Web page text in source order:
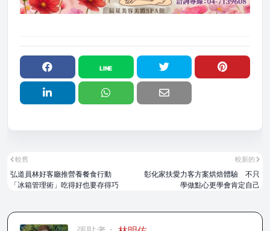
較新的
彰化家扶愛力客方案烘焙體驗 不只
學做點心更學會肯定自己
較舊
弘道員林好客廳推營養餐食行動
「冰箱管理術」吃得好也要存得巧